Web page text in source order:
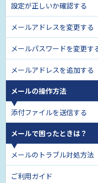
設定が正しいか確認する
メールアドレスを変更する
メールパスワードを変更す
メールアドレスを追加する
メールの操作方法
添付ファイルを送信する
メールで困ったときは？
メールのトラブル対処方法
ご利用ガイド